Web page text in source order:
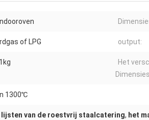
of LPG output:
Het
1300℃
lijsten van de roestvrij staalcatering, het